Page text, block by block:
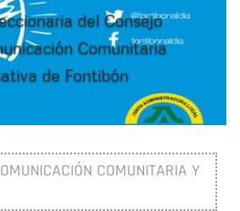
del Consejo
Comunitaria
de Fontibón
COMUNITARIA Y